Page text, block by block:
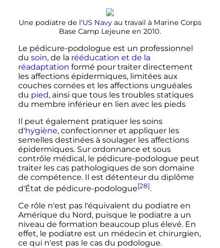
Une podiatre de l'US Navy au travail à Marine Corps
Base Camp Lejeune en 2010.
Le pédicure-podologue est un professionnel
du soin, de la rééducation et de la
réadaptation formé pour traiter directement
les affections épidermiques, limitées aux
couches cornées et les affections unguéales
du pied, ainsi que tous les troubles statiques
du membre inférieur en lien avec les pieds
Il peut également pratiquer les soins
d'hygiène, confectionner et appliquer les
semelles destinées à soulager les affections
épidermiques. Sur ordonnance et sous
contrôle médical, le pédicure-podologue peut
traiter les cas pathologiques de son domaine
de compétence. Il est détenteur du diplôme
d'État de pédicure-podologue[28].
Ce rôle n'est pas l'équivalent du podiatre en
Amérique du Nord, puisque le podiatre a un
niveau de formation beaucoup plus élevé. En
effet, le podiatre est un médecin et chirurgien,
ce qui n'est pas le cas du podologue.